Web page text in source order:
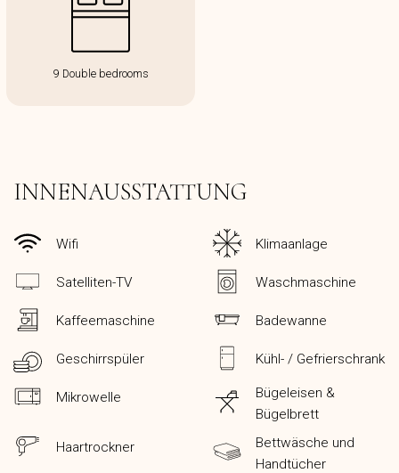
9 Double bedrooms
INNENAUSSTATTUNG
Wifi Klimaanlage
Satelliten-TV Waschmaschine
Kaffeemaschine Badewanne
Geschirrspüler Kühl- / Gefrierschrank
Mikrowelle
Bügeleisen &
Bügelbrett
Haartrockner
Bettwäsche und
Handtücher